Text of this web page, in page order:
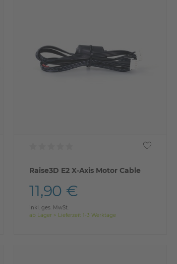
Raise3D E2 X-Axis Motor Cable
11,90 €
inkl. ges. MwSt.
ab Lager > Lieferzeit 1-3 Werktage